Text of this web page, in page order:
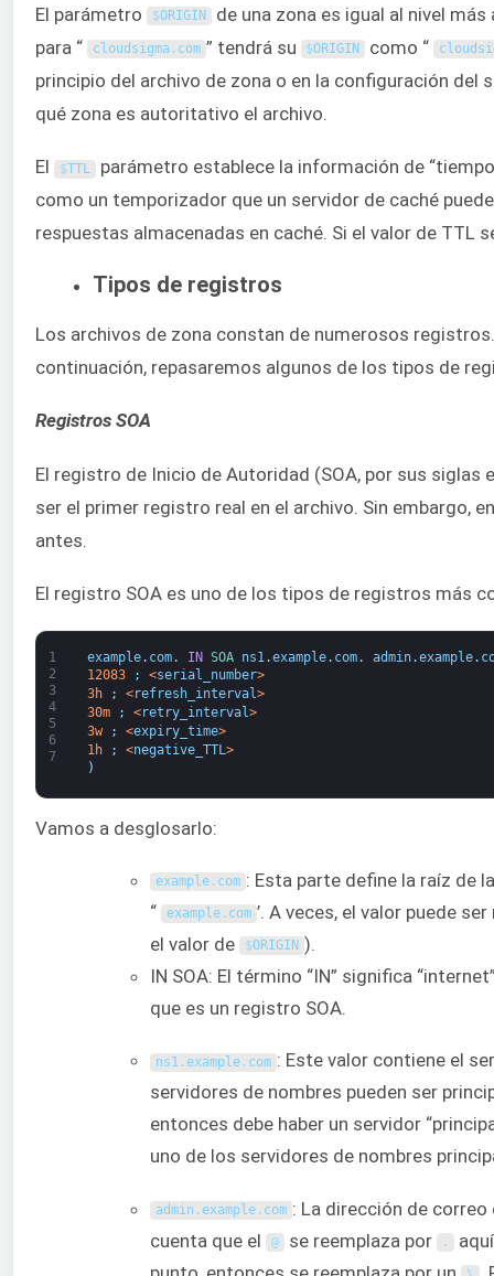
El parámetro $ORIGIN de una zona es igual al nivel
para “
cloudsigma . com ” tendrá su $ORIGIN como “
principio del archivo de zona o en la configuración del
qué zona es autoritativo el archivo.
El $TTL parámetro establece la información de
como un temporizador que un servidor de caché
respuestas almacenadas en caché. Si el valor de TTL
Tipos de registros
Los archivos de zona constan de numerosos
continuación, repasaremos algunos de los tipos de
Registros SOA
El registro de Inicio de Autoridad (SOA, por sus
ser el primer registro real en el archivo. Sin embargo,
antes.
El registro SOA es uno de los tipos de registros más
1
2
3
4
5
6
7
example. com. IN SOA ns1 .example. com. admin.example.
12083
; <serial_number>
3h
; <refresh_interval>
30m
; <retry_interval>
3w
; <expiry_time>
1h
; <negative_TTL >
)
Vamos a desglosarlo:
example. com : Esta parte define la raíz de
“
example. com ’. A veces, el valor puede
el valor de
$ORIGIN ).
IN SOA: El término “IN” significa
que es un registro SOA.
ns1.example. com : Este valor contiene el
servidores de nombres pueden ser
entonces debe haber un servidor
uno de los servidores de nombres
admin .example. com : La dirección de
cuenta que el
@ se reemplaza por .